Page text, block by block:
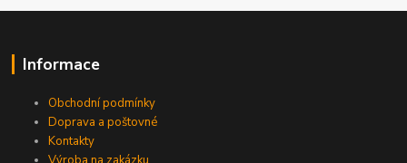
Informace
Obchodní podmínky
Doprava a poštovné
Kontakty